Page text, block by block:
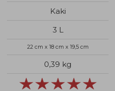
Kaki
3 L
22 cm x 18 cm x 19,5 cm
0,39 kg